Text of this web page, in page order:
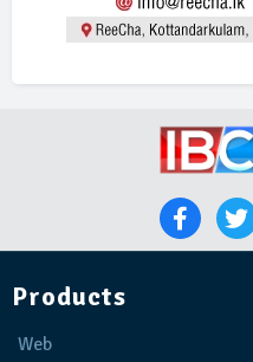
Products
Web